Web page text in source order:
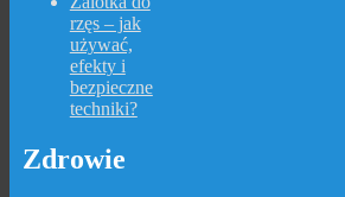
rzęs – jak
używać,
efekty i
bezpieczne
techniki?
Zdrowie